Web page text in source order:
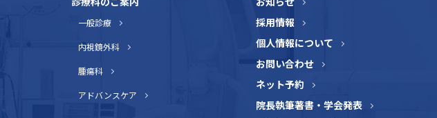
一般診療
内視鏡外科
腫瘍科
アドバンスケア
採用情報
個人情報について
お問い合わせ
ネット予約
院長執筆著書・学会発表